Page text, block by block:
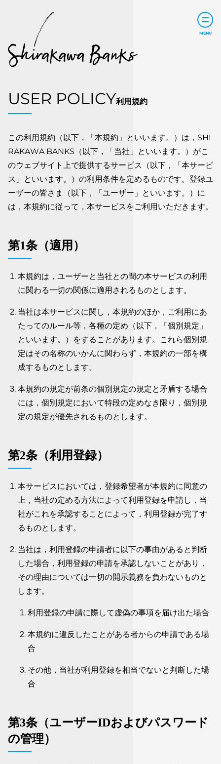
利用規約
この利用規約（以下，「本規約」といいます。）は，SHI
RAKAWA BANKS（以下，「当社」といいます。）がこ
のウェブサイト上で提供するサービス（以下，「本サービ
ス」といいます。）の利用条件を定めるものです。登録ユ
ーザーの皆さま（以下，「ユーザー」といいます。）に
は，本規約に従って，本サービスをご利用いただきます。
第1条（適用）
本規約は，ユーザーと当社との間の本サービスの利用
に関わる一切の関係に適用されるものとします。
当社は本サービスに関し，本規約のほか，ご利用にあ
たってのルール等，各種の定め（以下，「個別規定」
といいます。）をすることがあります。これら個別規
定はその名称のいかんに関わらず，本規約の一部を構
成するものとします。
本規約の規定が前条の個別規定の規定と矛盾する場合
には，個別規定において特段の定めなき限り，個別規
定の規定が優先されるものとします。
第2条（利用登録）
本サービスにおいては，登録希望者が本規約に同意の
上，当社の定める方法によって利用登録を申請し，当
社がこれを承認することによって，利用登録が完了す
るものとします。
当社は，利用登録の申請者に以下の事由があると判断
した場合，利用登録の申請を承認しないことがあり，
その理由については一切の開示義務を負わないものと
します。
利用登録の申請に際して虚偽の事項を届け出た場合
本規約に違反したことがある者からの申請である場
合
その他，当社が利用登録を相当でないと判断した場
合
第3条（ユーザーIDおよびパスワード
の管理）